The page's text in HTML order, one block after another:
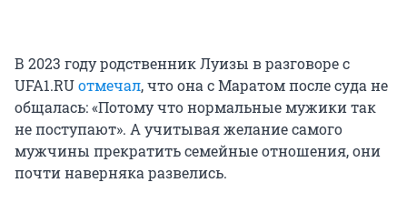
В 2023 году родственник Луизы в разговоре с
UFA1.RUотмечал, что она с Маратом после суда не
общалась: «Потому что нормальные мужики так
не поступают». А учитывая желание самого
мужчины прекратить семейные отношения, они
почти наверняка развелись.